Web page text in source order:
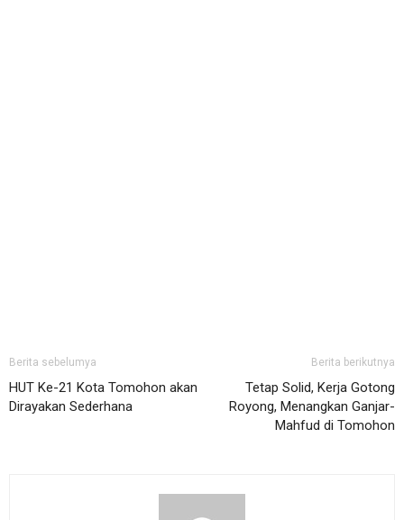
Berita sebelumya
HUT Ke-21 Kota Tomohon akan
Dirayakan Sederhana
Berita berikutnya
Tetap Solid, Kerja Gotong
Royong, Menangkan Ganjar-
Mahfud di Tomohon